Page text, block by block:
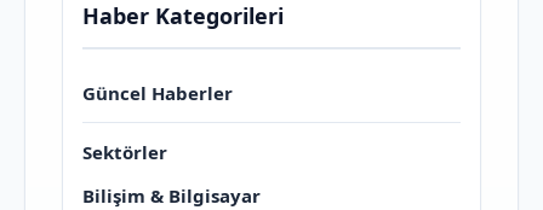
Haber Kategorileri
Güncel Haberler
Sektörler
Bilişim & Bilgisayar